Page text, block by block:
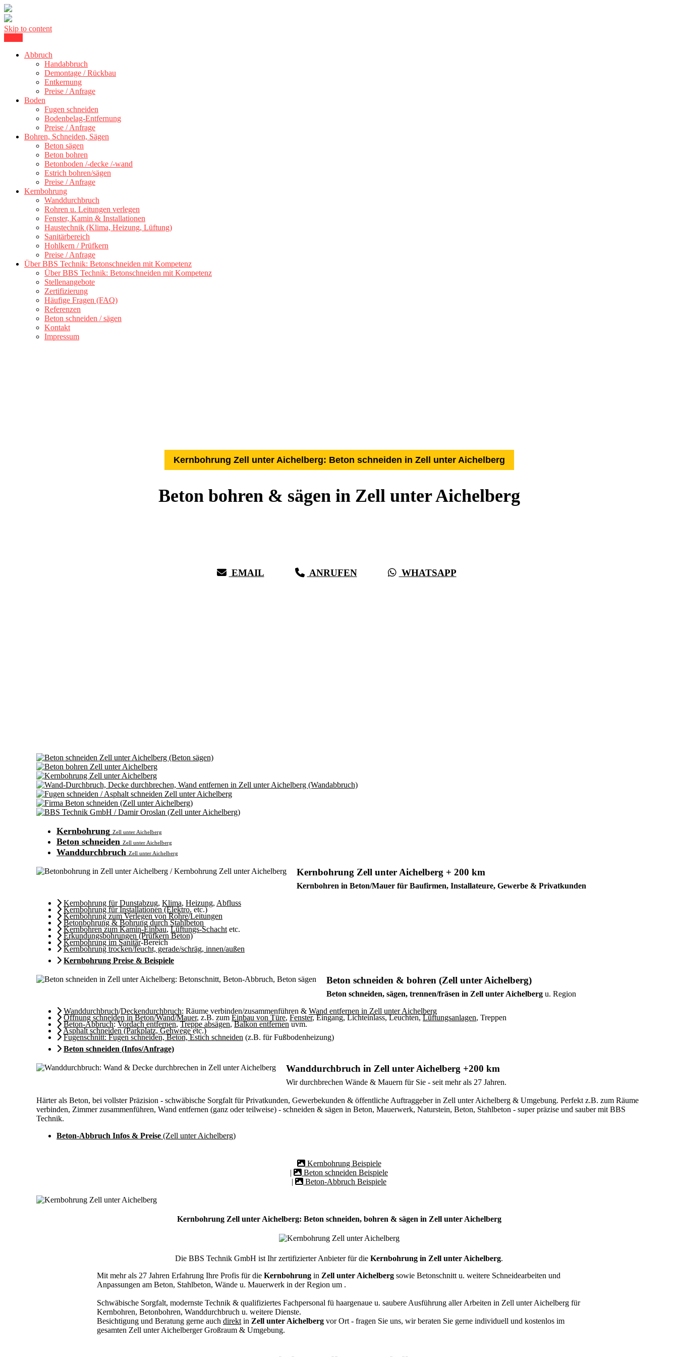
Skip to content
BBS Technik GmbH
Abbruch
Handabbruch
Demontage / Rückbau
Entkernung
Preise / Anfrage
Boden
Fugen schneiden
Bodenbelag-Entfernung
Preise / Anfrage
Bohren, Schneiden, Sägen
Beton sägen
Beton bohren
Betonboden /-decke /-wand
Estrich bohren/sägen
Preise / Anfrage
Kernbohrung
Wanddurchbruch
Rohren u. Leitungen verlegen
Fenster, Kamin & Installationen
Haustechnik (Klima, Heizung, Lüftung)
Sanitärbereich
Hohlkern / Prüfkern
Preise / Anfrage
Über BBS Technik: Betonschneiden mit Kompetenz
Über BBS Technik: Betonschneiden mit Kompetenz
Stellenangebote
Zertifizierung
Häufige Fragen (FAQ)
Referenzen
Beton schneiden / sägen
Kontakt
Impressum
Kernbohrung Zell unter Aichelberg: Beton schneiden in Zell unter Aichelberg
Beton bohren & sägen in Zell unter Aichelberg
EMAIL ANRUFEN WHATSAPP
Kernbohrung Zell unter Aichelberg
Beton schneiden Zell unter Aichelberg
Wanddurchbruch Zell unter Aichelberg
Kernbohrung Zell unter Aichelberg + 200 km
Kernbohren in Beton/Mauer für Baufirmen, Installateure, Gewerbe & Privatkunden
Kernbohrung für Dunstabzug, Klima, Heizung, Abfluss
Kernbohrung für Installationen (Elektro, etc.)
Kernbohrung zum Verlegen von Rohre/Leitungen
Betonbohrung & Bohrung durch Stahlbeton
Kernbohren zum Kamin-Einbau,Lüftungs-Schacht etc.
Erkundungsbohrungen (Prüfkern Beton)
Kernbohrung im Sanitär-Bereich
Kernbohrung trocken/feucht, gerade/schräg, innen/außen
Kernbohrung Preise & Beispiele
Beton schneiden & bohren (Zell unter Aichelberg)
Beton schneiden, sägen, trennen/fräsen in Zell unter Aichelberg u. Region
Wanddurchbruch/Deckendurchbruch: Räume verbinden/zusammenführen & Wand entfernen in Zell unter Aichelberg
Öffnung schneiden in Beton/Wand/Mauer, z.B. zum Einbau von Türe, Fenster, Eingang, Lichteinlass, Leuchten,Lüftungsanlagen, Treppen
Beton-Abbruch:Vordach entfernen,Treppe absägen,Balkon entfernenuvm.
Asphalt schneiden (Parkplatz, Gehwegeetc.)
Fugenschnitt: Fugen schneiden, Beton, Estich schneiden (z.B. für Fußbodenheizung)
Beton schneiden (Infos/Anfrage)
Wanddurchbruch in Zell unter Aichelberg +200 km
Wir durchbrechen Wände & Mauern für Sie - seit mehr als 27 Jahren.
Härter als Beton, bei vollster Präzision - schwäbische Sorgfalt für Privatkunden, Gewerbekunden & öffentliche Auftraggeber in Zell unter Aichelberg & Umgebung. Perfekt z.B. zum Räume
verbinden, Zimmer zusammenführen, Wand entfernen (ganz oder teilweise) - schneiden & sägen in Beton, Mauerwerk, Naturstein, Beton, Stahlbeton - super präzise und sauber mit BBS
Technik.
Beton-Abbruch Infos & Preise (Zell unter Aichelberg)
Kernbohrung Beispiele
|
Beton schneiden Beispiele
|
Beton-Abbruch Beispiele
Kernbohrung Zell unter Aichelberg: Beton schneiden, bohren & sägen in Zell unter Aichelberg
Die BBS Technik GmbH ist Ihr zertifizierter Anbieter für die Kernbohrung in Zell unter Aichelberg.
Mit mehr als 27 Jahren Erfahrung Ihre Profis für die Kernbohrung in Zell unter Aichelberg sowie Betonschnitt u. weitere Schneidearbeiten und
Anpassungen am Beton, Stahlbeton, Wände u. Mauerwerk in der Region um .
Schwäbische Sorgfalt, modernste Technik & qualifiziertes Fachpersonal fü haargenaue u. saubere Ausführung aller Arbeiten in Zell unter Aichelberg für
Kernbohren, Betonbohren, Wanddurchbruch u. weitere Dienste.
Besichtigung und Beratung gerne auch direkt in Zell unter Aichelberg vor Ort - fragen Sie uns, wir beraten Sie gerne individuell und kostenlos im
gesamten Zell unter Aichelberger Großraum & Umgebung.